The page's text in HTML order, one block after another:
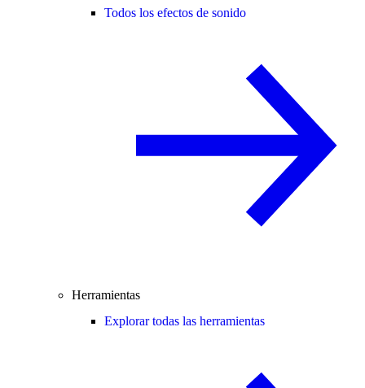
Todos los efectos de sonido
Herramientas
Explorar todas las herramientas